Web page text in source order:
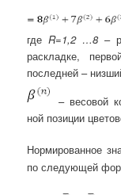
где R=1,2 …8–
раскладке,
последней –
– весовой
ной позиции
Нормированное
по следующей